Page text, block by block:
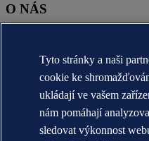
O NÁS
Stručná historie (globální)
Annual reports
KONTAKT:
Seznamte se s týmem
Tyto stránky a naši
cookie ke
ukládají ve vašem
nám pomáhají
sledovat výkonnost